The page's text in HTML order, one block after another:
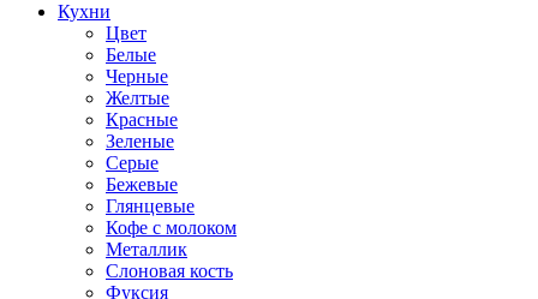
Кухни
Цвет
Белые
Черные
Желтые
Красные
Зеленые
Серые
Бежевые
Глянцевые
Кофе с молоком
Металлик
Слоновая кость
Фуксия